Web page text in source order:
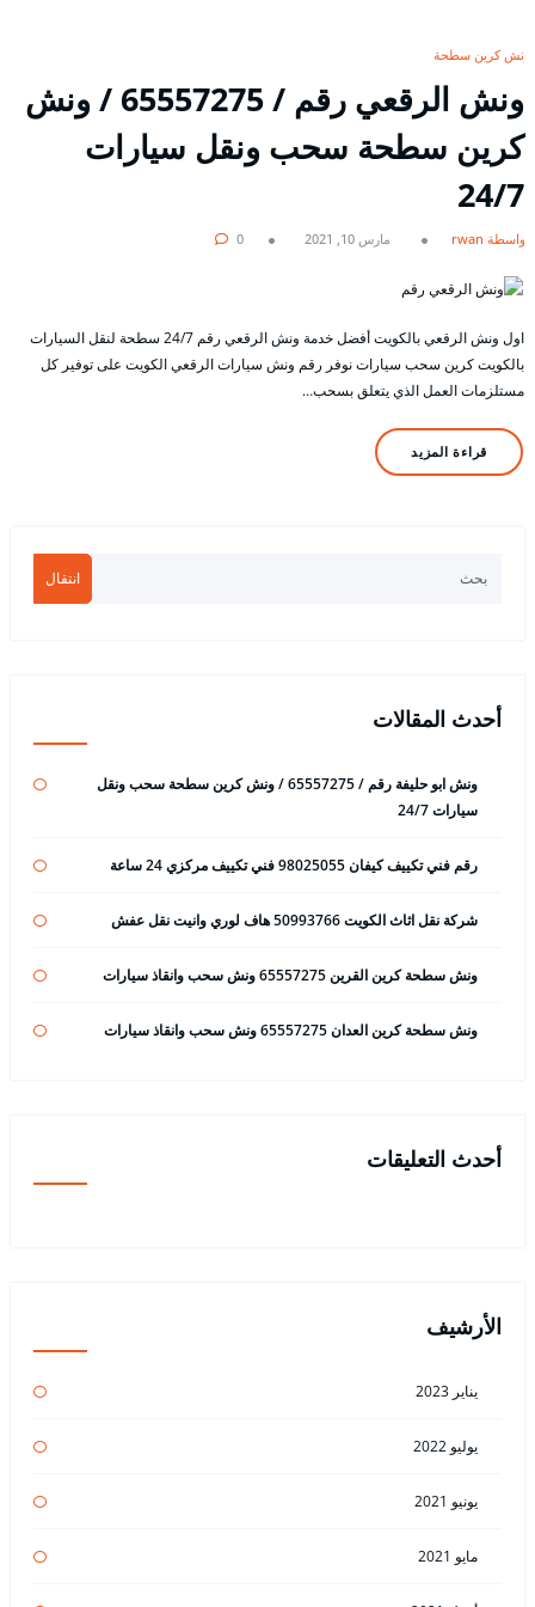
ونش كرين سطحة
ونش الرقعي رقم / 65557275 / ونش
كرين سطحة سحب ونقل سيارات
24/7
بواسطة rwan مارس 10, 2021 0
اول ونش الرقعي بالكويت أفضل خدمة ونش الرقعي رقم 24/7 سطحة لنقل السيارات
بالكويت كرين سحب سيارات نوفر رقم ونش سيارات الرقعي الكويت على توفير كل
مستلزمات العمل الذي يتعلق بسحب…
قراءة المزيد
انتقال
أحدث المقالات
ونش ابو حليفة رقم / 65557275 / ونش كرين سطحة سحب ونقل
سيارات 24/7
رقم فني تكييف كيفان 98025055 فني تكييف مركزي 24 ساعة
شركة نقل اثاث الكويت 50993766 هاف لوري وانيت نقل عفش
ونش سطحة كرين القرين 65557275 ونش سحب وانقاذ سيارات
ونش سطحة كرين العدان 65557275 ونش سحب وانقاذ سيارات
أحدث التعليقات
الأرشيف
يناير 2023
يوليو 2022
يونيو 2021
مايو 2021